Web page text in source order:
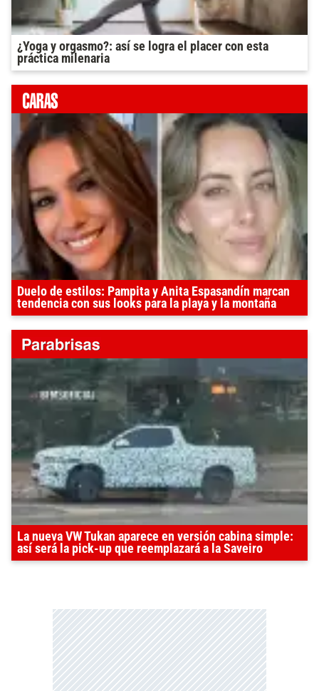
¿Yoga y orgasmo?: así se logra el placer con esta
práctica milenaria
Duelo de estilos: Pampita y Anita Espasandín marcan
tendencia con sus looks para la playa y la montaña
La nueva VW Tukan aparece en versión cabina simple:
así será la pick-up que reemplazará a la Saveiro